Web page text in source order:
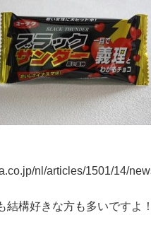
nl/articles/1501/14/
結構好きな方も多いですよ！